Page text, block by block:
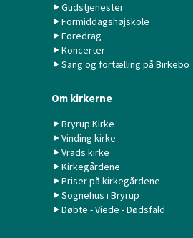
Gudstjenester
Formiddagshøjskole
Foredrag
Koncerter
Sang og fortælling på Birkebo
Om kirkerne
Bryrup Kirke
Vinding kirke
Vrads kirke
Kirkegårdene
Priser på kirkegårdene
Sognehus i Bryrup
Døbte - Viede - Dødsfald